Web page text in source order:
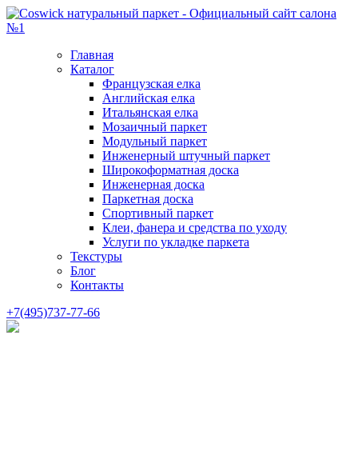
Главная
Каталог
Французская елка
Английская елка
Итальянская елка
Мозаичный паркет
Модульный паркет
Инженерный штучный паркет
Широкоформатная доска
Инженерная доска
Паркетная доска
Спортивный паркет
Клеи, фанера и средства по уходу
Услуги по укладке паркета
Текстуры
Блог
Контакты
+7(495)737-77-66